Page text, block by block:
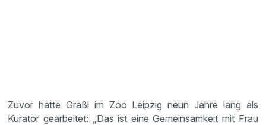
Zuvor hatte Graßl im Zoo Leipzig neun Jahre lang als
Kurator gearbeitet: „Das ist eine Gemeinsamkeit mit Frau